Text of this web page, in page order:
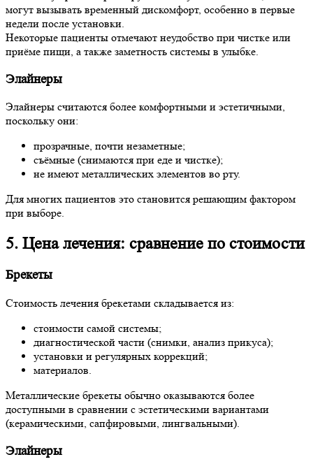
могут вызывать временный дискомфорт, особенно в первые
недели после установки.
Некоторые пациенты отмечают неудобство при чистке или
приёме пищи, а также заметность системы в улыбке.
Элайнеры
Элайнеры считаются более комфортными и эстетичными,
поскольку они:
прозрачные, почти незаметные;
съёмные (снимаются при еде и чистке);
не имеют металлических элементов во рту.
Для многих пациентов это становится решающим фактором
при выборе.
5. Цена лечения: сравнение по стоимости
Брекеты
Стоимость лечения брекетами складывается из:
стоимости самой системы;
диагностической части (снимки, анализ прикуса);
установки и регулярных коррекций;
материалов.
Металлические брекеты обычно оказываются более
доступными в сравнении с эстетическими вариантами
(керамическими, сапфировыми, лингвальными).
Элайнеры